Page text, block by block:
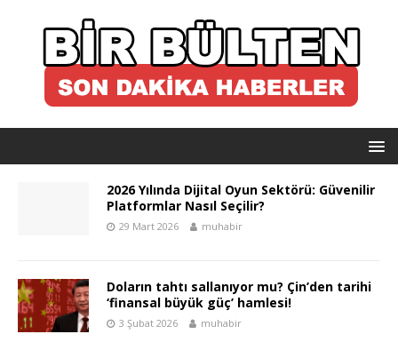
2026 Yılında Dijital Oyun Sektörü: Güvenilir
Platformlar Nasıl Seçilir?
29 Mart 2026 muhabir
Doların tahtı sallanıyor mu? Çin’den tarihi
‘finansal büyük güç’ hamlesi!
3 Şubat 2026 muhabir